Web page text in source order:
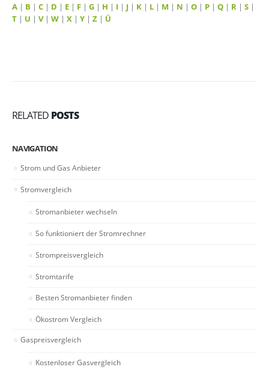
A | B | C | D | E | F | G | H | I | J | K | L | M | N | O | P | Q | R | S |
T | U | V| W | X | Y | Z | Ü
RELATED POSTS
NAVIGATION
Strom und Gas Anbieter
Stromvergleich
Stromanbieter wechseln
So funktioniert der Stromrechner
Strompreisvergleich
Stromtarife
Besten Stromanbieter finden
Ökostrom Vergleich
Gaspreisvergleich
Kostenloser Gasvergleich